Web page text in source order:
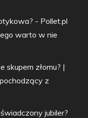
- Pollet.pl
warto w nie
skupem złomu? |
z
jubiler?